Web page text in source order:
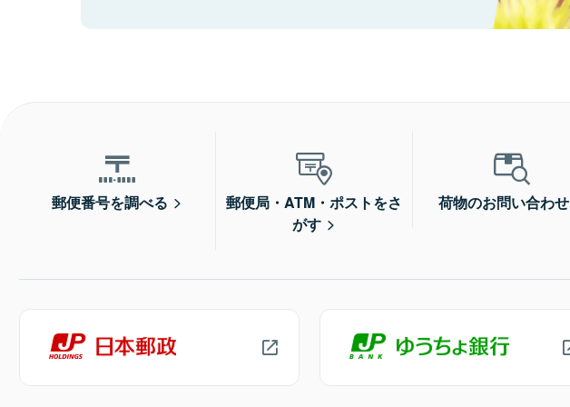
郵便番号を調べる
郵便局・ATM・ポストをさ
がす
荷物のお問い合わせ